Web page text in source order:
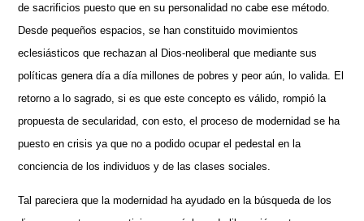
de sacrificios puesto que en su personalidad no cabe ese método.
Desde pequeños espacios, se han constituido movimientos
eclesiásticos que rechazan al Dios-neoliberal que mediante sus
políticas genera día a día millones de pobres y peor aún, lo valida. El
retorno a lo sagrado, si es que este concepto es válido, rompió la
propuesta de secularidad, con esto, el proceso de modernidad se ha
puesto en crisis ya que no a podido ocupar el pedestal en la
conciencia de los individuos y de las clases sociales.
Tal pareciera que la modernidad ha ayudado en la búsqueda de los